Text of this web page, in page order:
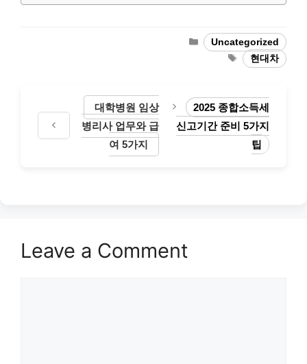
Categories
Uncategorized
Tags현대차
대학병원 임상
병리사 업무와 급
여 5가지
2025 종합소득세
신고기간 준비 5가지
팁
Leave a Comment